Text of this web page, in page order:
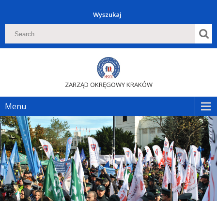
Wyszukaj
ZARZĄD OKRĘGOWY KRAKÓW
Menu